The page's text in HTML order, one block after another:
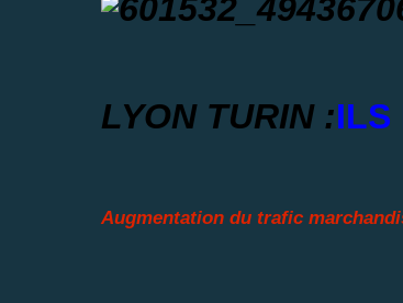
LYON TURIN :ILS
Augmentation du trafic